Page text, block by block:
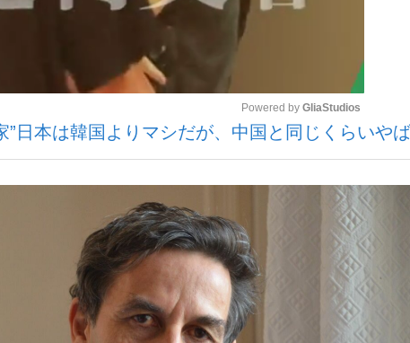
て明かした日本代表監督に... 「最悪の空気のまま解散
ン選手が証言した“NPB聞... 「クマが悪者扱いされてい
いまさら聞
Mute
Powered by GliaStudios
”日本は韓国よりマシだが、中国と同じくらいや